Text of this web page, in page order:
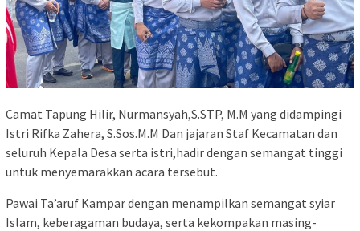
Camat Tapung Hilir, Nurmansyah,S.STP, M.M yang didampingi
Istri Rifka Zahera, S.Sos.M.M Dan jajaran Staf Kecamatan dan
seluruh Kepala Desa serta istri,hadir dengan semangat tinggi
untuk menyemarakkan acara tersebut.
Pawai Ta’aruf Kampar dengan menampilkan semangat syiar
Islam, keberagaman budaya, serta kekompakan masing-